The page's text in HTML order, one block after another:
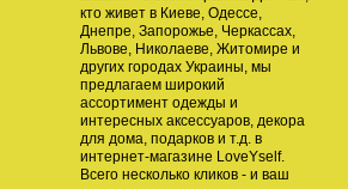
кто живет в Киеве, Одессе,
Днепре, Запорожье, Черкассах,
Львове, Николаеве, Житомире и
других городах Украины, мы
предлагаем широкий
ассортимент одежды и
интересных аксессуаров, декора
для дома, подарков и т.д. в
интернет-магазине LoveYself.
Всего несколько кликов - и ваш